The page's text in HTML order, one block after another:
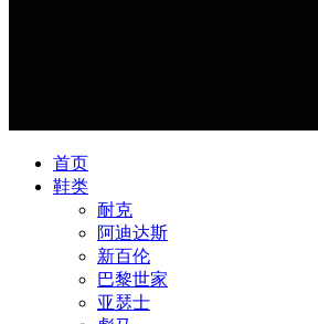
首页
鞋类
耐克
阿迪达斯
新百伦
巴黎世家
亚瑟士